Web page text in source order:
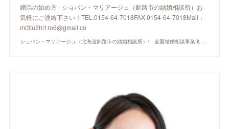
婚活の始め方 - ショパン・マリアージュ（釧路市の結婚相談所）お
気軽にご連絡下さい！TEL.0154-64-7018FAX.0154-64-7018Mail：
mi3tu2hi1ro6@gmail.co
ショパン・マリアージュ（北海道釧路市の結婚相談所）/ 全国結婚相談事業者連盟正規加盟店 / cherry-piano.com